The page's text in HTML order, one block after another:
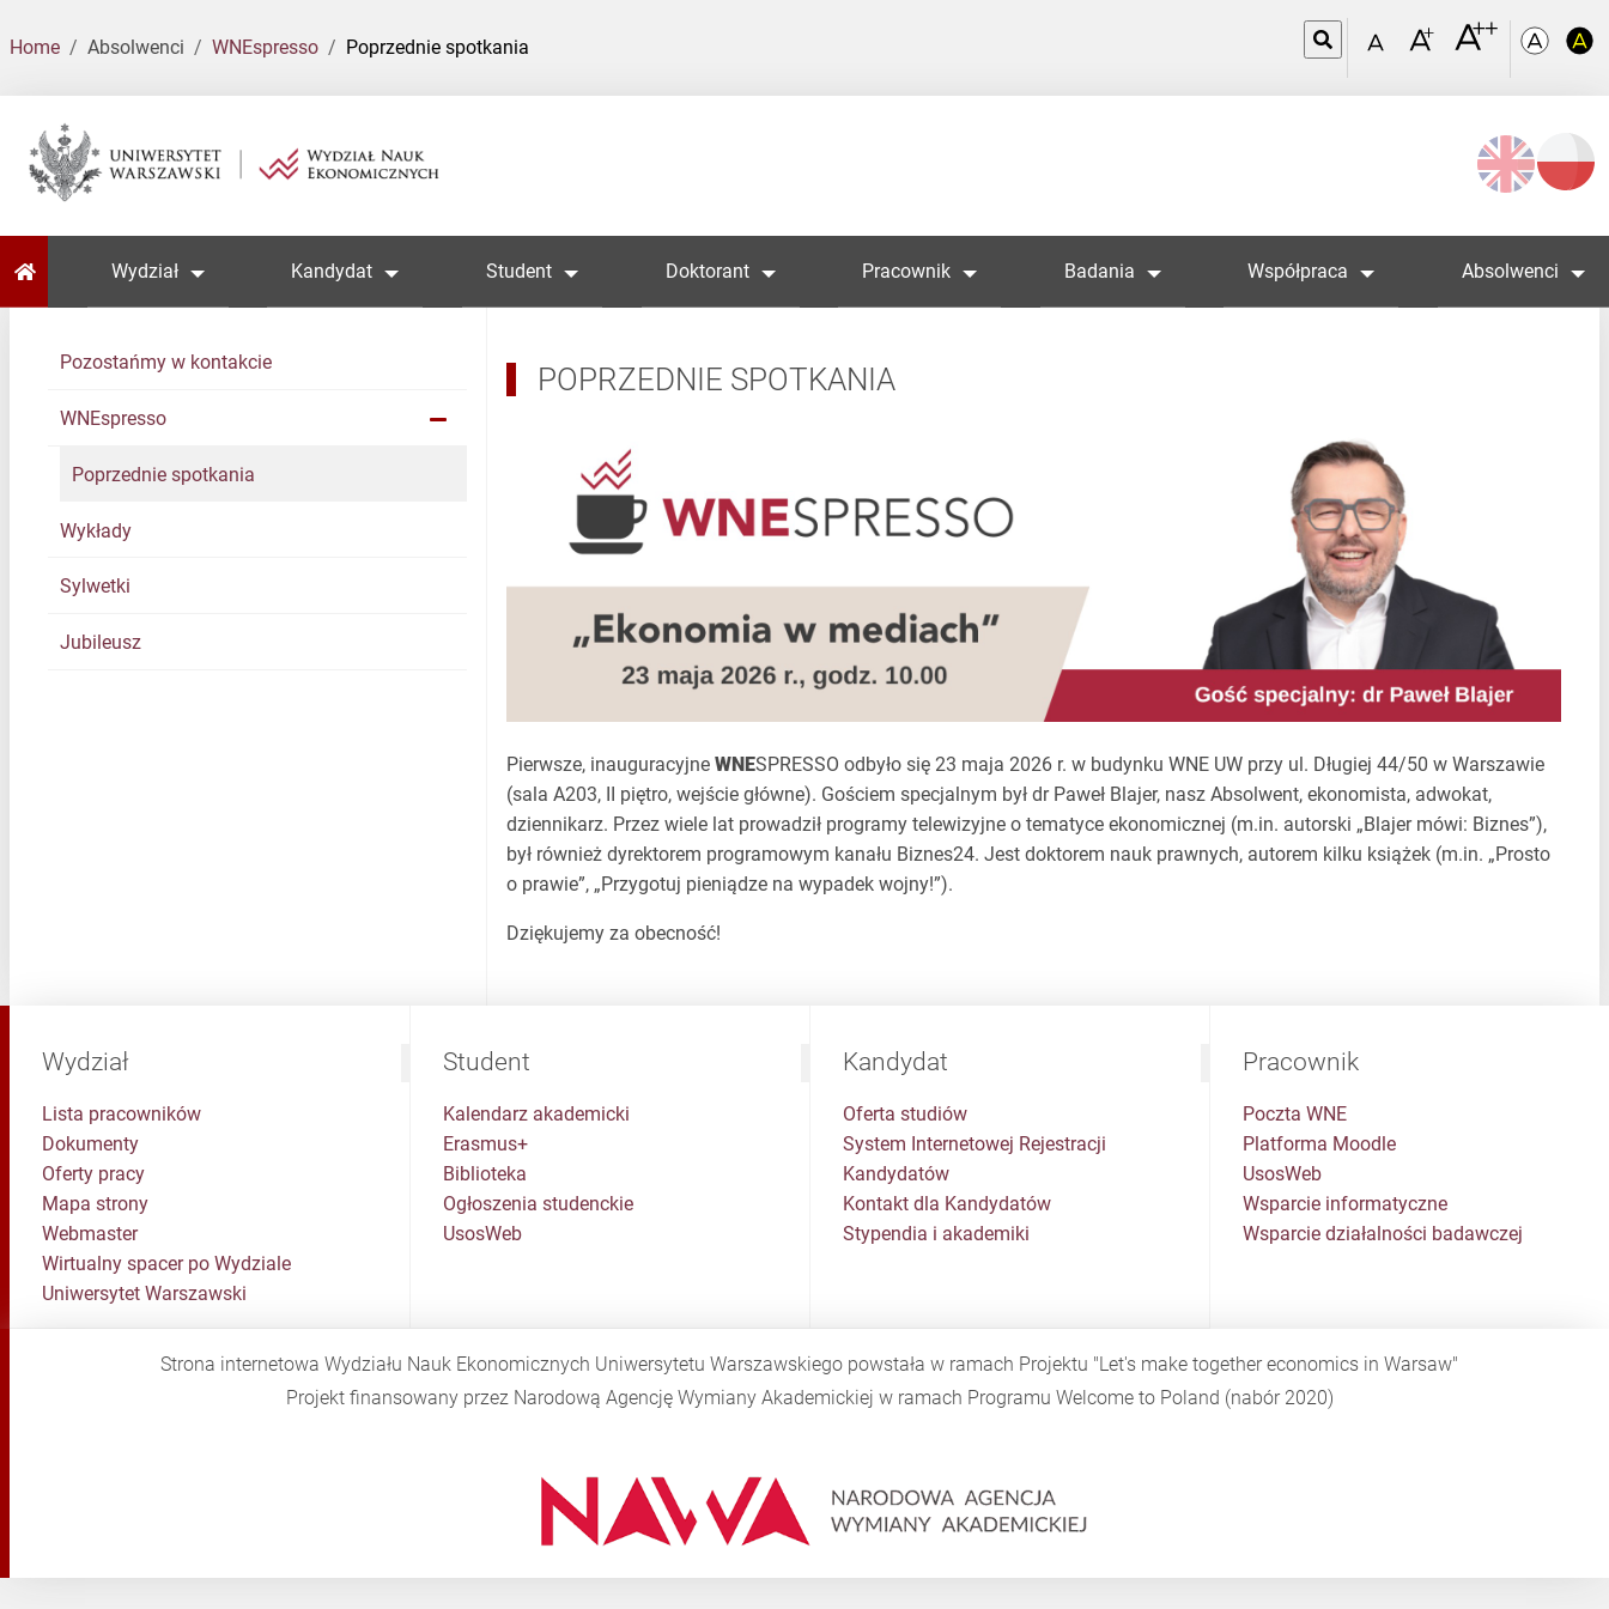
Home Absolwenci WNEspresso Poprzednie spotkania
Wybierz
język
Home Wydział Kandydat Student Doktorant Pracownik Badania Współpraca Absolwenci
Pozostańmy w kontakcie
WNEspresso
Poprzednie spotkania
Wykłady
Sylwetki
Jubileusz
POPRZEDNIE SPOTKANIA
Pierwsze, inauguracyjneWNESPRESSO odbyło się 23 maja 2026 r. w budynku WNE UW przy ul. Długiej 44/50 w Warszawie
(sala A203, II piętro, wejście główne). Gościem specjalnym był dr Paweł Blajer, nasz Absolwent, ekonomista, adwokat,
dziennikarz. Przez wiele lat prowadził programy telewizyjne o tematyce ekonomicznej (m.in. autorski „Blajer mówi: Biznes”),
był również dyrektorem programowym kanału Biznes24. Jest doktorem nauk prawnych, autorem kilku książek (m.in. „Prosto
o prawie”, „Przygotuj pieniądze na wypadek wojny!”).
Dziękujemy za obecność!
Wydział
Lista pracowników
Dokumenty
Oferty pracy
Mapa strony
Webmaster
Wirtualny spacer po Wydziale
Uniwersytet Warszawski
Student
Kalendarz akademicki
Erasmus+
Biblioteka
Ogłoszenia studenckie
UsosWeb
Kandydat
Oferta studiów
System Internetowej Rejestracji
Kandydatów
Kontakt dla Kandydatów
Stypendia i akademiki
Pracownik
Poczta WNE
Platforma Moodle
UsosWeb
Wsparcie informatyczne
Wsparcie działalności badawczej
Strona internetowa Wydziału Nauk Ekonomicznych Uniwersytetu Warszawskiego powstała w ramach Projektu "Let's make together economics in Warsaw"
Projekt finansowany przez Narodową Agencję Wymiany Akademickiej w ramach Programu Welcome to Poland (nabór 2020)